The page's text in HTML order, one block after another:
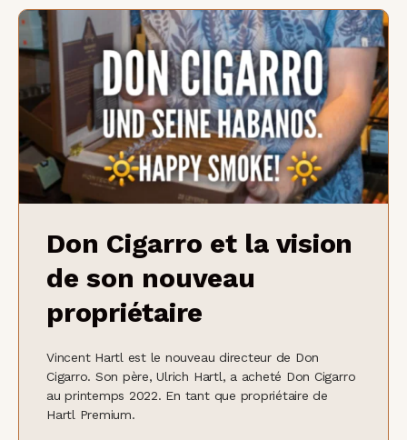
Don Cigarro et la vision
de son nouveau
propriétaire
Vincent Hartl est le nouveau directeur de Don
Cigarro. Son père, Ulrich Hartl, a acheté Don Cigarro
au printemps 2022. En tant que propriétaire de
Hartl Premium.